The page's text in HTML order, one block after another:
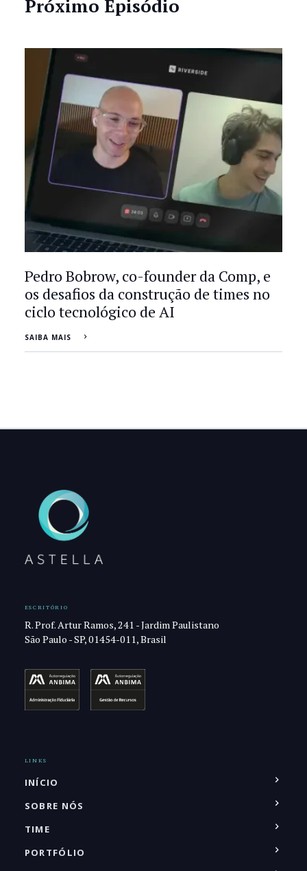
Próximo Episódio
Pedro Bobrow, co-founder da Comp, e
os desafios da construção de times no
ciclo tecnológico de AI
SAIBA MAIS
ESCRITÓRIO
R. Prof. Artur Ramos, 241 - Jardim Paulistano
São Paulo - SP, 01454-011, Brasil
LINKS
INÍCIO
SOBRE NÓS
TIME
PORTFÓLIO